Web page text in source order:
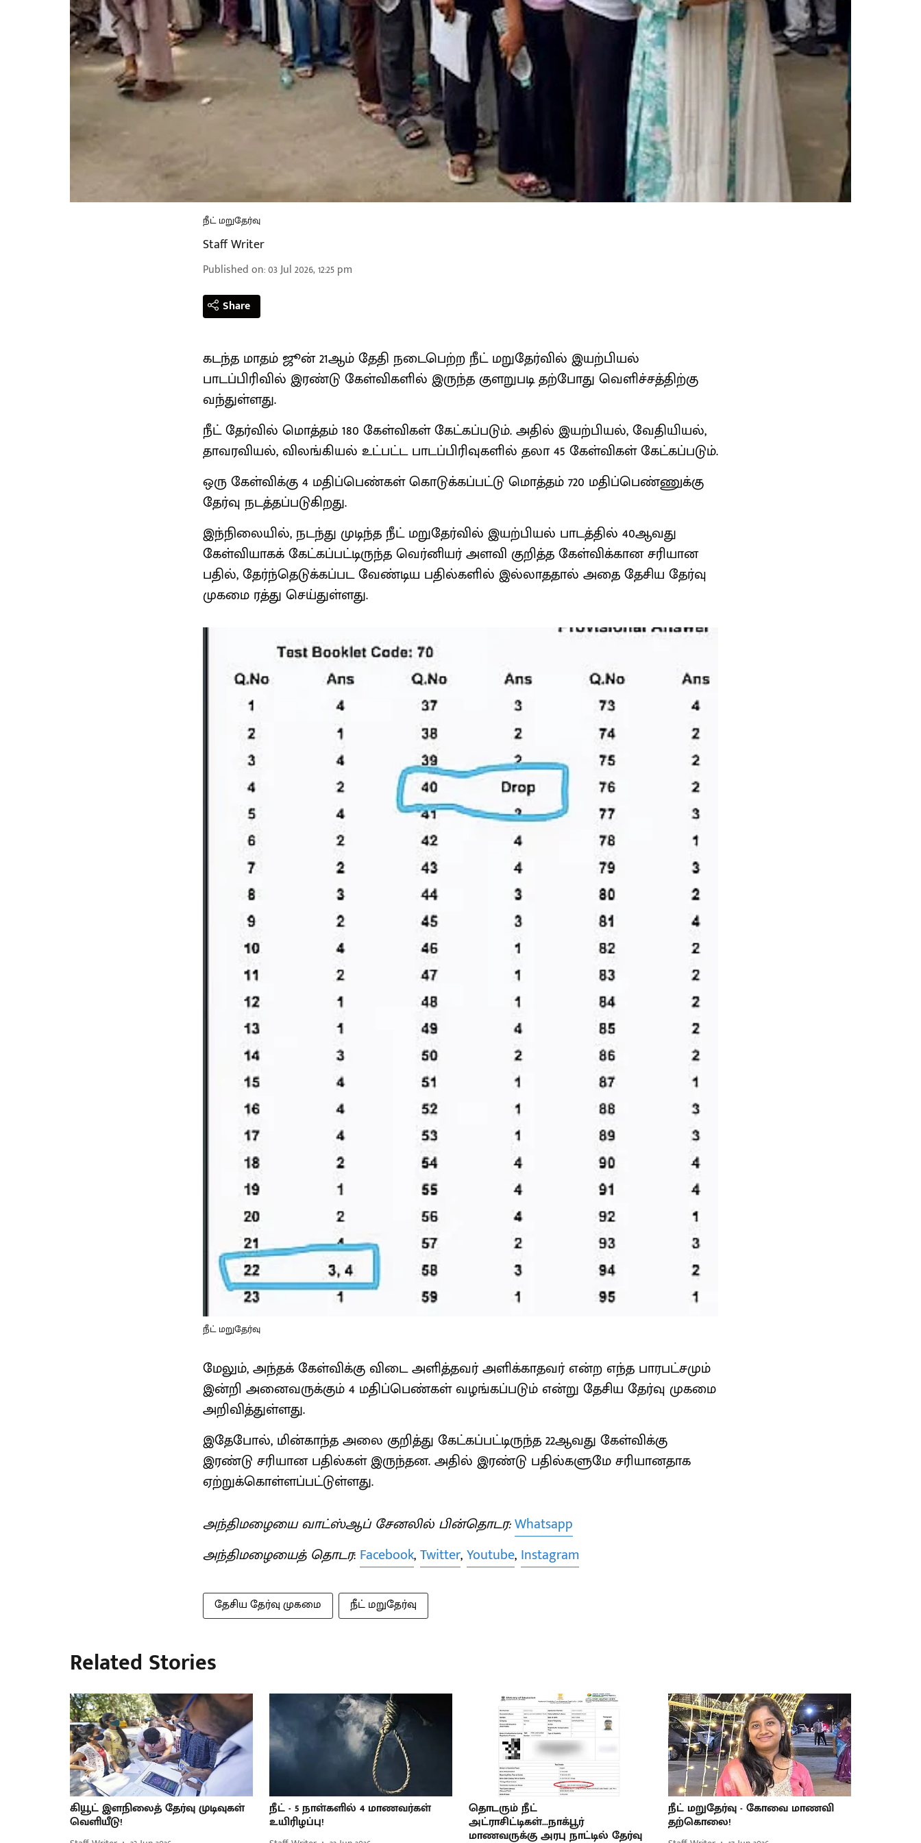
நீட் மறுதேர்வு
Staff Writer
Published on:03 Jul 2026, 12:25 pm
Share
கடந்த மாதம் ஜூன் 21ஆம் தேதி நடைபெற்ற நீட் மறுதேர்வில் இயற்பியல்
பாடப்பிரிவில் இரண்டு கேள்விகளில் இருந்த குளறுபடி தற்போது வெளிச்சத்திற்கு
வந்துள்ளது.
நீட் தேர்வில் மொத்தம் 180 கேள்விகள் கேட்கப்படும். அதில் இயற்பியல், வேதியியல்,
தாவரவியல், விலங்கியல் உட்பட்ட பாடப்பிரிவுகளில் தலா 45 கேள்விகள் கேட்கப்படும்.
ஒரு கேள்விக்கு 4 மதிப்பெண்கள் கொடுக்கப்பட்டு மொத்தம் 720 மதிப்பெண்ணுக்கு
தேர்வு நடத்தப்படுகிறது.
இந்நிலையில், நடந்து முடிந்த நீட் மறுதேர்வில் இயற்பியல் பாடத்தில் 40ஆவது
கேள்வியாகக் கேட்கப்பட்டிருந்த வெர்னியர் அளவி குறித்த கேள்விக்கான சரியான
பதில், தேர்ந்தெடுக்கப்பட வேண்டிய பதில்களில் இல்லாததால் அதை தேசிய தேர்வு
முகமை ரத்து செய்துள்ளது.
நீட் மறுதேர்வு
மேலும், அந்தக் கேள்விக்கு விடை அளித்தவர் அளிக்காதவர் என்ற எந்த பாரபட்சமும்
இன்றி அனைவருக்கும் 4 மதிப்பெண்கள் வழங்கப்படும் என்று தேசிய தேர்வு முகமை
அறிவித்துள்ளது.
இதேபோல், மின்காந்த அலை குறித்து கேட்கப்பட்டிருந்த 22ஆவது கேள்விக்கு
இரண்டு சரியான பதில்கள் இருந்தன. அதில் இரண்டு பதில்களுமே சரியானதாக
ஏற்றுக்கொள்ளப்பட்டுள்ளது.
அந்திமழையை வாட்ஸ்ஆப் சேனலில் பின்தொடர:Whatsapp
அந்திமழையைத் தொடர: Facebook,Twitter,Youtube, Instagram
தேசிய தேர்வு முகமை நீட் மறுதேர்வு
Related Stories
கியூட் இளநிலைத் தேர்வு முடிவுகள்
வெளியீடு!
நீட் - 5 நாள்களில் 4 மாணவர்கள்
உயிரிழப்பு!
தொடரும் நீட்
அட்ராசிட்டிகள்...நாக்பூர்
மாணவருக்கு அரபு நாட்டில் தேர்வு
நீட் மறுதேர்வு - கோவை மாணவி
தற்கொலை!